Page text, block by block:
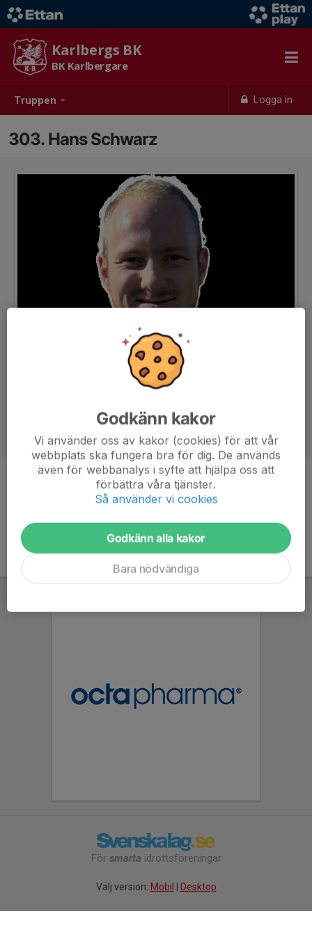
Truppen Logga in
Karlbergs BK
BK Karlbergare
303. Hans Schwarz
25 år
För smarta idrottsföreningar
Välj version: Mobil Desktop
Godkänn kakor
Vi använder oss av kakor (cookies) för att vår
webbplats ska fungera bra för dig. De används
även för webbanalys i syfte att hjälpa oss att
förbättra våra tjänster.
Så använder vi cookies
Godkänn alla kakor
Bara nödvändiga